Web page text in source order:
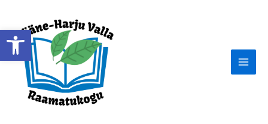
Open toolbar
content
Main